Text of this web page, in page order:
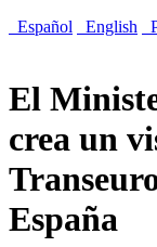
Español
English
El
crea un
España